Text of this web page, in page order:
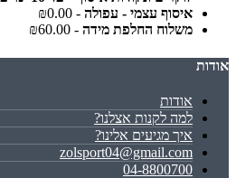
איסוף עצמי - עפולה - ₪0.00
משלוח החלפת מידה - ₪60.00
אודות
אודות
למה לקנות אצלנו?
איך מגיעים אלינו?
zolsport04@gmail.com
04-8800700